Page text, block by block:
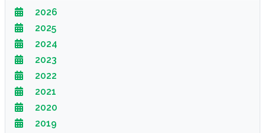
2026
2025
2024
2023
2022
2021
2020
2019